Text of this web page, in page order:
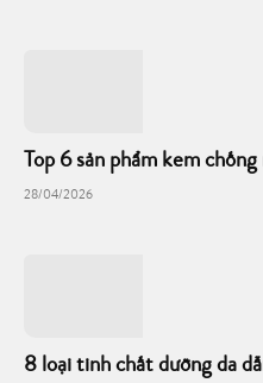
Top 6 sản phẩm kem
28/04/2026
8 loại tinh chất dưỡng da